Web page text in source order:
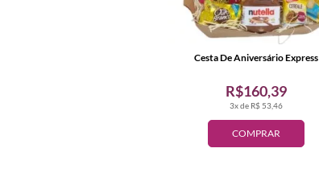
COMPRAR
3x de R$ 53,46
R$160,39
Cesta De Aniversário Express